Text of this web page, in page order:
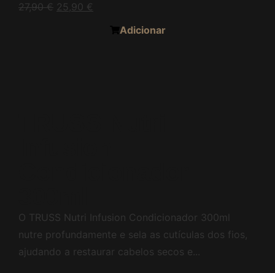
27,90€ 25,90 €
Adicionar
O TRUSS Nutri Infusion Condicionador 300ml
nutre profundamente e sela as cutículas dos fios,
ajudando a restaurar cabelos secos e...